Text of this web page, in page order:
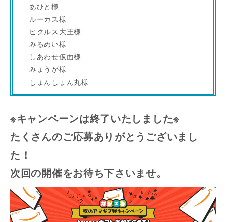
あひと様
ルーカス様
ピクルス大王様
みるめい様
しあわせ仮面様
みょうが様
しょんしょん丸様
※キャンペーンは終了いたしました※
たくさんのご応募ありがとうございまし
た！
次回の開催をお待ち下さいませ。